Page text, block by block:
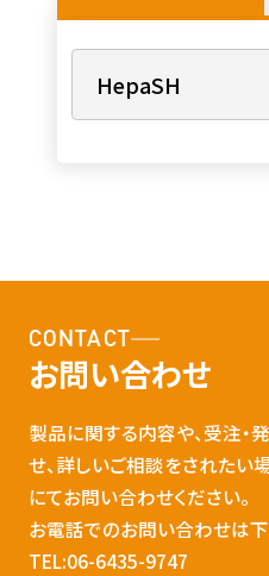
CONTACT
お問い合わせ
製品に関する内容や、受注・
せ、詳しいご相談をされたい
にてお問い合わせください。
お電話でのお問い合わせは下
TEL:06-6435-9747